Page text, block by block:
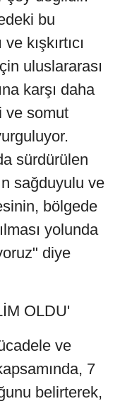
bu
kışkırtıcı
uluslararası
karşı daha
ve somut
sürdürülen
sağduyulu ve
bölgede
yolunda
diye
OLDU'
ve
7
belirterek,